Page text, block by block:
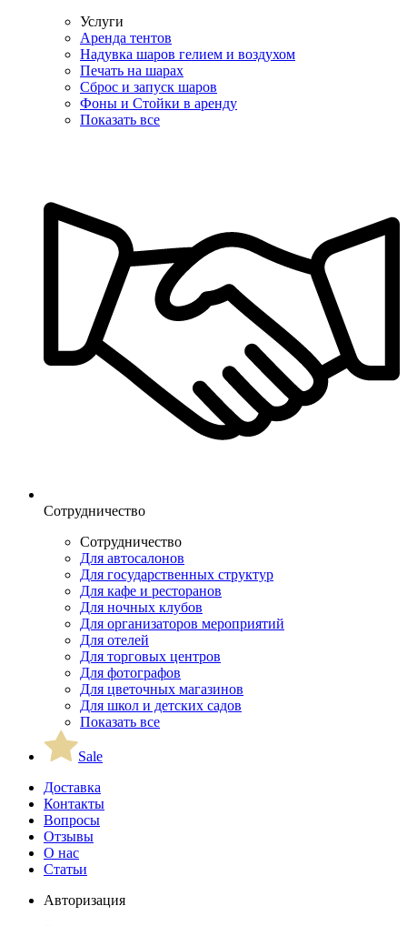
Услуги
Аренда тентов
Надувка шаров гелием и воздухом
Печать на шарах
Сброс и запуск шаров
Фоны и Стойки в аренду
Показать все
Сотрудничество
Сотрудничество
Для автосалонов
Для государственных структур
Для кафе и ресторанов
Для ночных клубов
Для организаторов мероприятий
Для отелей
Для торговых центров
Для фотографов
Для цветочных магазинов
Для школ и детских садов
Показать все
Sale
Доставка
Контакты
Вопросы
Отзывы
О нас
Статьи
Авторизация